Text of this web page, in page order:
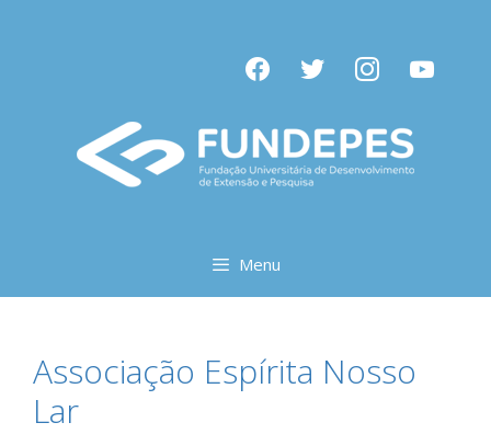
facebooktwitter instagramyoutube
Menu
Associação Espírita Nosso
Lar